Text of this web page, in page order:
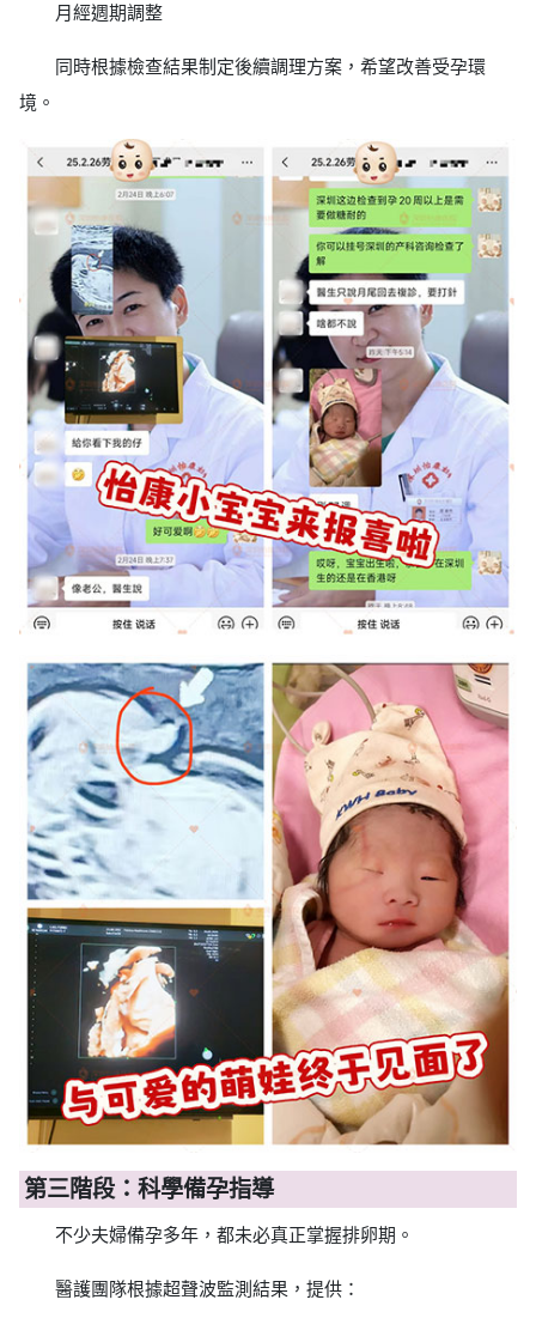
月經週期調整
同時根據檢查結果制定後續調理方案，希望改善受孕環
境。
第三階段：科學備孕指導
不少夫婦備孕多年，都未必真正掌握排卵期。
醫護團隊根據超聲波監測結果，提供：